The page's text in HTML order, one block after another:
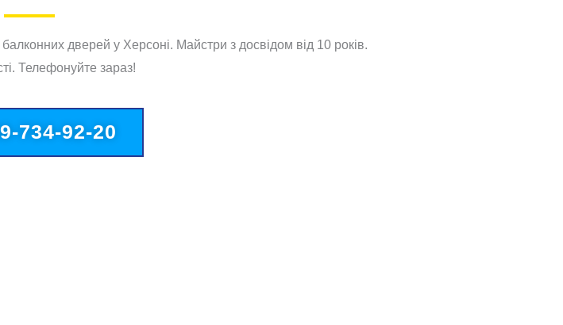
дверей у Херсоні. Майстри з досвідом від 10 років.
Телефонуйте зараз!
734-92-20